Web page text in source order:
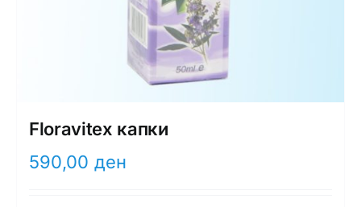
Floravitex капки
590,00 ден